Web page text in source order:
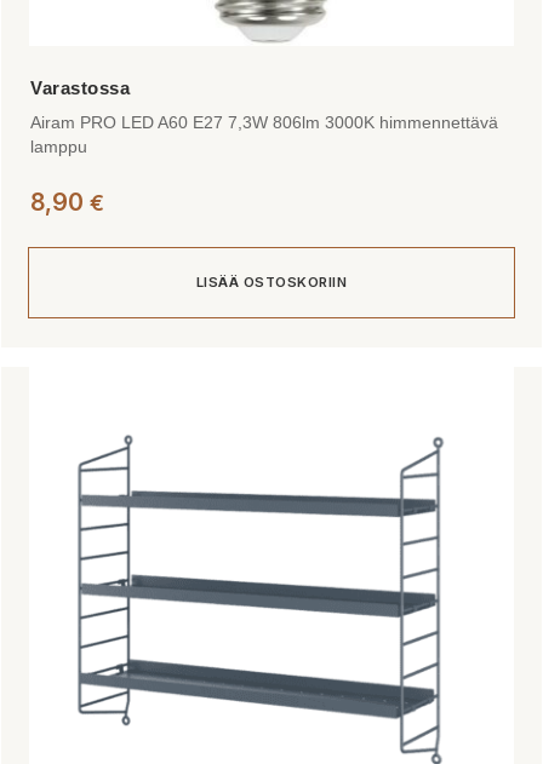
Airam PRO LED A60 E27 7,3W 806lm 3000K himmennettävä
lamppu
8,90 €
LISÄÄ OSTOSKORIIN